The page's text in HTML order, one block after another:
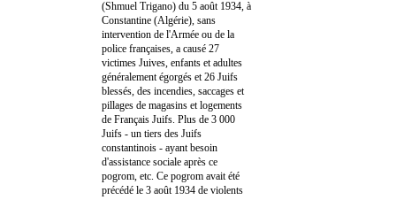
(Shmuel Trigano) du 5 août 1934, à
Constantine (Algérie), sans
intervention de l'Armée ou de la
police françaises, a causé 27
victimes Juives, enfants et adultes
généralement égorgés et 26 Juifs
blessés, des incendies, saccages et
pillages de magasins et logements
de Français Juifs. Plus de 3 000
Juifs - un tiers des Juifs
constantinois - ayant besoin
d'assistance sociale après ce
pogrom, etc. Ce pogrom avait été
précédé le 3 août 1934 de violents